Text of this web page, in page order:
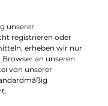
unserer
registrieren oder
erheben wir nur
an unseren
von unserer